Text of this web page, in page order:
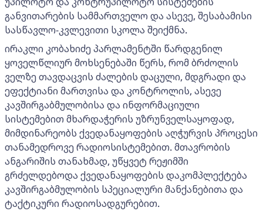
განვითარების სამმართველო და ასევე, შესაბამისი
სასწავლო-კვლევითი სკოლა შეიქმნა.
ირაკლი კობახიძე პარლამენტში წარდგენილ
ყოველწლიურ მოხსენებაში წერს, რომ ბრძოლის
ველზე თავდაცვის ძალების დაცული, მდგრადი და
ეფექტიანი მართვისა და კონტროლის, ასევე
კავშირგაბმულობისა და ინფორმაციული
სისტემებით მხარდაჭერის უზრუნველსაყოფად,
მიმდინარეობს ქვედანაყოფების აღჭურვის პროცესი
თანამედროვე რადიოსისტემებით. მთავრობის
ანგარიშის თანახმად, უწყვეტ რეჟიმში
გრძელდებოდა ქვედანაყოფების დაკომპლექტება
კავშირგაბმულობის სპეციალური მანქანებითა და
ტაქტიკური რადიოსადგურებით.